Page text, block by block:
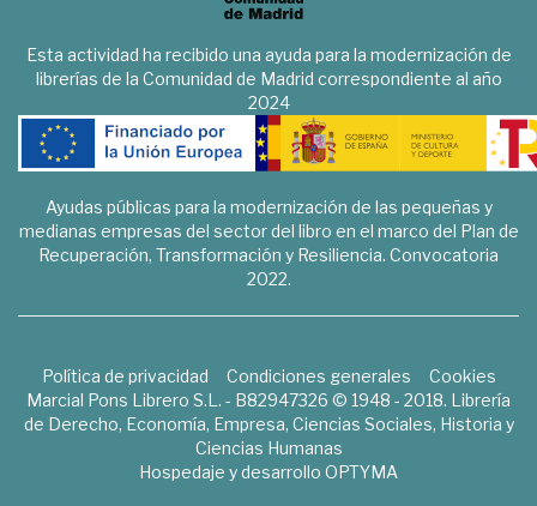
Esta actividad ha recibido una ayuda para la modernización de
librerías de la Comunidad de Madrid correspondiente al año
2024
Ayudas públicas para la modernización de las pequeñas y
medianas empresas del sector del libro en el marco del Plan de
Recuperación, Transformación y Resiliencia. Convocatoria
2022.
Política de privacidad Condiciones generales
Cookies
Marcial Pons Librero S.L. - B82947326 © 1948 - 2018. Librería
de Derecho, Economía, Empresa, Ciencias Sociales, Historia y
Ciencias Humanas
Hospedaje y desarrollo OPTYMA